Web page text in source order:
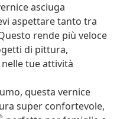
asciuga
aspettare tanto tra
rende più veloce
di pittura,
tue attività
questa vernice
super confortevole,